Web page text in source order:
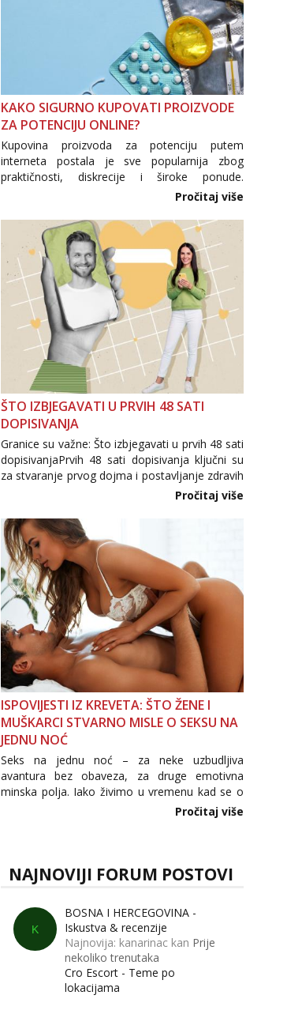
KAKO SIGURNO KUPOVATI PROIZVODE
ZA POTENCIJU ONLINE?
Kupovina proizvoda za potenciju putem
interneta postala je sve popularnija zbog
praktičnosti, diskrecije i široke ponude.
Međutim, upravo zbog velike potražnje na
tržištu se pojavljuju i brojni krivotvoreni
proizvodi, nepouzdane internetske trgovine te
proizvodi nepoznatog podrijetla. ...
Pročitaj više
ŠTO IZBJEGAVATI U PRVIH 48 SATI
DOPISIVANJA
Granice su važne: Što izbjegavati u prvih 48 sati
dopisivanjaPrvih 48 sati dopisivanja ključni su
za stvaranje prvog dojma i postavljanje zdravih
granica u komunikaciji. Važno je izbjeći prebrzo
otkrivanje osobnih ili intimnih informacija, jer
nepoznata osoba još nije zaslužila to
povjerenje. Takođe...
Pročitaj više
ISPOVIJESTI IZ KREVETA: ŠTO ŽENE I
MUŠKARCI STVARNO MISLE O SEKSU NA
JEDNU NOĆ
Seks na jednu noć – za neke uzbudljiva
avantura bez obaveza, za druge emotivna
minska polja. Iako živimo u vremenu kad se o
seksu govori otvorenije nego ikad, tema „jedne
noći strasti“ i dalje izaziva burne rasprave. Što
Pročitaj više
NAJNOVIJI FORUM POSTOVI
K
BOSNA I HERCEGOVINA -
Iskustva & recenzije
Najnovija: kanarinac kan Prije
nekoliko trenutaka
Cro Escort - Teme po
lokacijama